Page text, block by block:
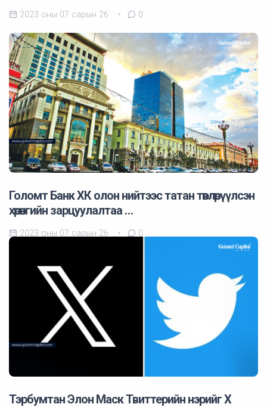
2023 оны 07 сарын 26 0
Голомт Банк ХК олон нийтээс татан төвлөрүүлсэн
хөрөнгийн зарцуулалтаа …
2023 оны 07 сарын 26 0
Тэрбумтан Элон Маск Твиттерийн нэрийг X